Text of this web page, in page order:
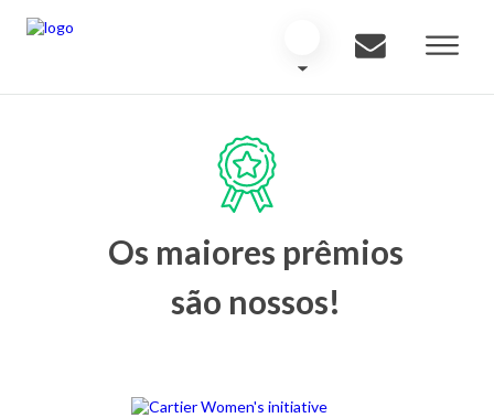
Os maiores prêmios
são nossos!